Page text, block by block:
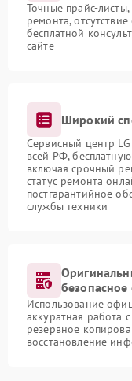
Точные прайс-
ремонта,
бесплатной
сайте
Широкий
Сервисный центр
всей РФ,
включая срочный
статус ремонта
постгарантийное
службы техники
Использование
аккуратная работа
резервное
восстановление